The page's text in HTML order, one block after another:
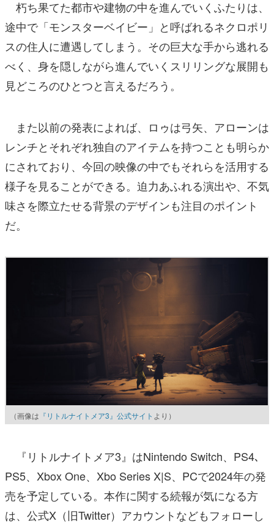
朽ち果てた都市や建物の中を進んでいくふたりは、
途中で「モンスターベイビー」と呼ばれるネクロポリ
スの住人に遭遇してしまう。その巨大な手から逃れる
べく、身を隠しながら進んでいくスリリングな展開も
見どころのひとつと言えるだろう。
また以前の発表によれば、ロゥは弓矢、アローンは
レンチとそれぞれ独自のアイテムを持つことも明らか
にされており、今回の映像の中でもそれらを活用する
様子を見ることができる。迫力あふれる演出や、不気
味さを際立たせる背景のデザインも注目のポイント
だ。
（画像は 『リトルナイトメア3』公式サイト より）
『リトルナイトメア3』はNintendo Switch、PS4､
PS5、Xbox One、Xbo Series X|S、PCで2024年の発
売を予定している。本作に関する続報が気になる方
は、公式X（旧Twitter）アカウントなどもフォローし